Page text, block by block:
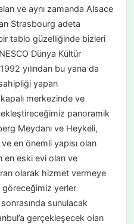
ve aynı zamanda Alsace
Strasbourg adeta
tablo güzelliğinde bizleri
Dünya Kültür
yılından bu yana da
yapan
merkezinde ve
panoramik
Meydanı ve Heykeli,
en önemli yapısı olan
en eski evi olan ve
olarak hizmet vermeye
yerler
sunulacak
gerçekleşecek olan